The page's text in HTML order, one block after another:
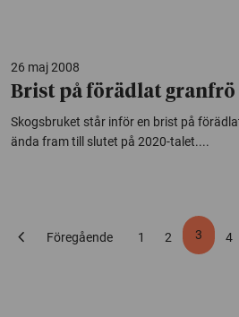
26 maj 2008
Brist på förädlat granfrö
Skogsbruket står inför en brist på
ända fram till slutet på 2020-talet....
chevron_left Föregående 1 2 3 4